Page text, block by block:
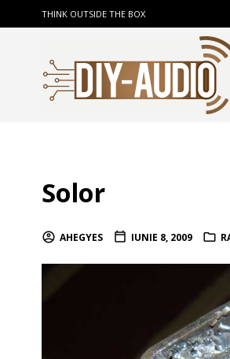
THINK OUTSIDE THE BOX
Solor
AHEGYES IUNIE 8, 2009